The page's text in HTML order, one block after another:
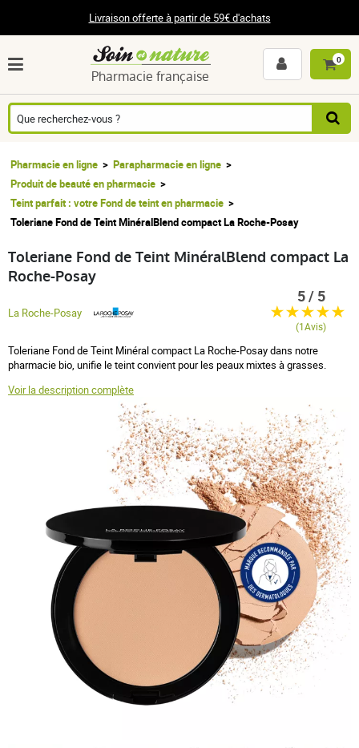
Livraison offerte à partir de 59€ d'achats
Pharmacie française
0
Pharmacie en ligne
Parapharmacie en ligne
Produit de beauté en pharmacie
Teint parfait : votre Fond de teint en pharmacie
Toleriane Fond de Teint MinéralBlend compact La Roche-Posay
Toleriane Fond de Teint MinéralBlend compact La
Roche-Posay
La Roche-Posay
Toleriane Fond de Teint Minéral compact La Roche-Posay dans notre
pharmacie bio, unifie le teint convient pour les peaux mixtes à grasses.
Voir la description complète
5 / 5
(1Avis)